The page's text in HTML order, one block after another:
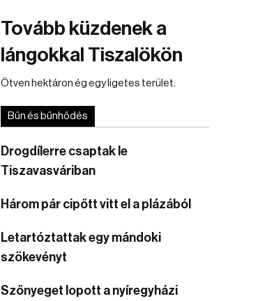
Tovább küzdenek a
lángokkal Tiszalökön
Ötven hektáron ég egy ligetes terület.
Bűn és bűnhődés
Drogdílerre csaptak le
Tiszavasváriban
Három pár cipőtt vitt el a plázából
Letartóztattak egy mándoki
szökevényt
Szőnyeget lopott a nyíregyházi